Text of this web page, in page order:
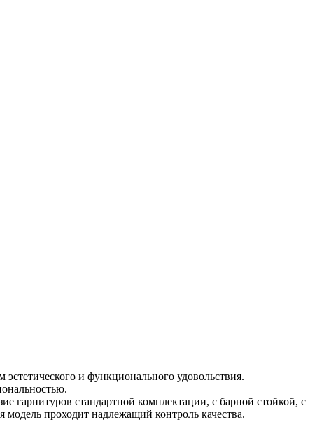
и функционального удовольствия.
гарнитуров стандартной комплектации, с барной стойкой, с
проходит надлежащий контроль качества.